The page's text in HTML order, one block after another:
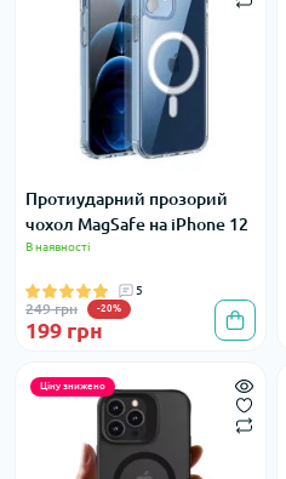
Протиударний прозорий
чохол MagSafe на iPhone 12
В наявності
5
249 грн -20%
199 грн
Ціну знижено